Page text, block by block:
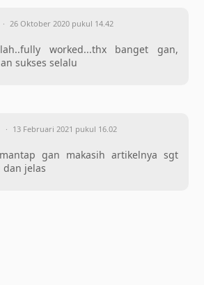
26 Oktober 2020 pukul 14.42
worked...thx banget gan,
sukses selalu
13 Februari 2021 pukul 16.02
gan makasih artikelnya sgt
jelas